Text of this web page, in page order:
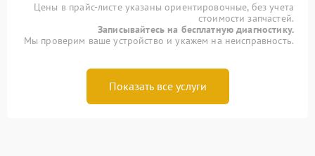
Цены в прайс-листе указаны ориентировочные, без учета
стоимости запчастей.
Записывайтесь на бесплатную диагностику.
Мы проверим ваше устройство и укажем на неисправность.
Показать все услуги